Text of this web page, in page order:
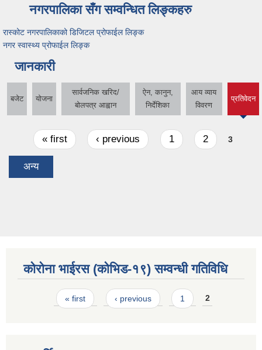
नगरपालिका सँग सम्वन्धित लिङ्कहरु
रास्कोट नगरपालिकाको डिजिटल प्रोफाईल लिङ्क
नगर स्वास्थ्य प्रोफाईल लिङ्क
जानकारी
बजेट योजना
सार्वजनिक खरिद/
बोलपत्र आह्वान
ऐन, कानुन,
निर्देशिका
आय व्याय
विवरण
प्रतिवेदन
(active
tab)
Pages
« first ‹ previous 1 2 3
अन्य
कोरोना भाईरस (कोभिड-१९) सम्वन्धी गतिविधि
Pages« first ‹ previous 1 2